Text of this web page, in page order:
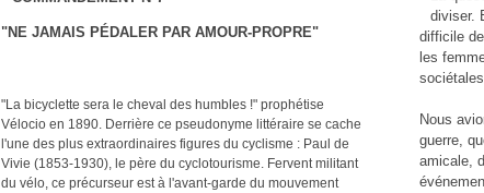
"NE JAMAIS PÉDALER PAR AMOUR-PROPRE"
"La bicyclette sera le cheval des humbles !" prophétise
Vélocio en 1890. Derrière ce pseudonyme littéraire se cache
l'une des plus extraordinaires figures du cyclisme : Paul de
Vivie (1853-1930), le père du cyclotourisme. Fervent militant
du vélo, ce précurseur est à l'avant-garde du mouvement
diviser.
difficile
les
Nous
guerre,
amicale,